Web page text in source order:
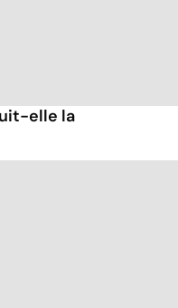
elle la